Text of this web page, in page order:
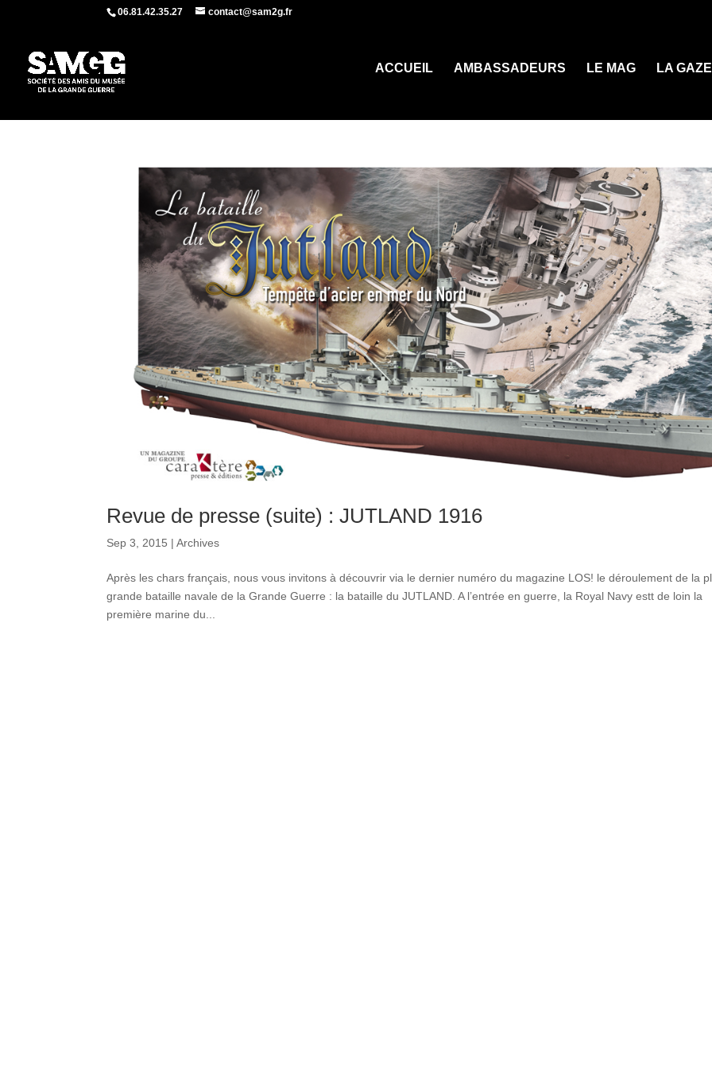
06.81.42.35.27 contact@sam2g.fr
ACCUEIL AMBASSADEURS LE MAG LA
Revue de presse (suite) : JUTLAND 1916
Sep 3, 2015 |Archives
Après les chars français, nous vous invitons à découvrir via le dernier numéro du magazine LOS! le déroulement de la
grande bataille navale de la Grande Guerre : la bataille du JUTLAND. A l’entrée en guerre, la Royal Navy estt de loin la
première marine du...